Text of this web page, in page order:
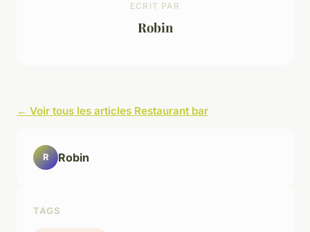
ECRIT PAR
Robin
← Voir tous les articles Restaurant bar
R Robin
TAGS